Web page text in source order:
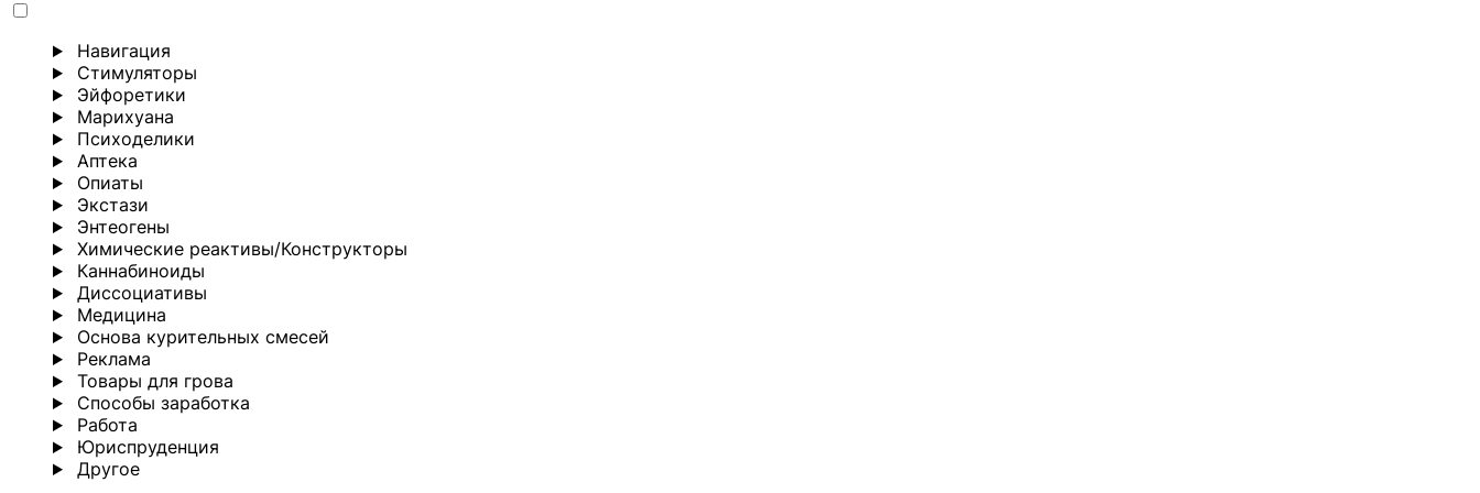
Навигация
Стимуляторы
Эйфоретики
Марихуана
Психоделики
Аптека
Опиаты
Экстази
Энтеогены
Химические реактивы/Конструкторы
Каннабиноиды
Диссоциативы
Медицина
Основа курительных смесей
Реклама
Товары для грова
Способы заработка
Работа
Юриспруденция
Другoе